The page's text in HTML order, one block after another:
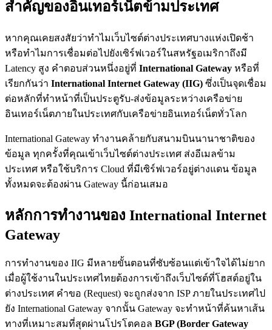
สำคัญของอินเทอร์เน็ตข้ามประเทศ
หากคุณเคยสงสัยว่าทำไมเว็บไซต์ต่างประเทศบางแห่งเปิดช้า
หรือทำไมการเชื่อมต่อไปยังเซิร์ฟเวอร์ในสหรัฐอเมริกาถึงมี
Latency สูง คำตอบส่วนหนึ่งอยู่ที่ International Gateway หรือที่
เรียกกันว่า International Internet Gateway (IIG) ซึ่งเป็นจุดเชื่อม
ต่อหลักที่ทำหน้าที่เป็นประตูรับ-ส่งข้อมูลระหว่างเครือข่าย
อินเทอร์เน็ตภายในประเทศกับเครือข่ายอินเทอร์เน็ตทั่วโลก
International Gateway ทำงานคล้ายกับสนามบินนานาชาติของ
ข้อมูล ทุกครั้งที่คุณเข้าเว็บไซต์ต่างประเทศ ส่งอีเมลข้าม
ประเทศ หรือใช้บริการ Cloud ที่มีเซิร์ฟเวอร์อยู่ต่างแดน ข้อมูล
ทั้งหมดจะต้องผ่าน Gateway นี้ก่อนเสมอ
หลักการทำงานของ International Internet
Gateway
การทำงานของ IIG มีหลายขั้นตอนที่ซับซ้อนแต่เข้าใจได้ไม่ยาก
เมื่อผู้ใช้งานในประเทศไทยต้องการเข้าถึงเว็บไซต์ที่โฮสต์อยู่ใน
ต่างประเทศ คำขอ (Request) จะถูกส่งจาก ISP ภายในประเทศไป
ยัง International Gateway จากนั้น Gateway จะทำหน้าที่ค้นหาเส้น
ทางที่เหมาะสมที่สุดผ่านโปรโตคอล BGP (Border Gateway